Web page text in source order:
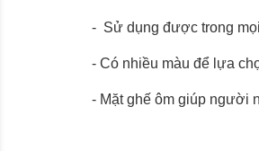
- Sử dụng được trong
- Có nhiều màu để lựa
- Mặt ghế ôm giúp người